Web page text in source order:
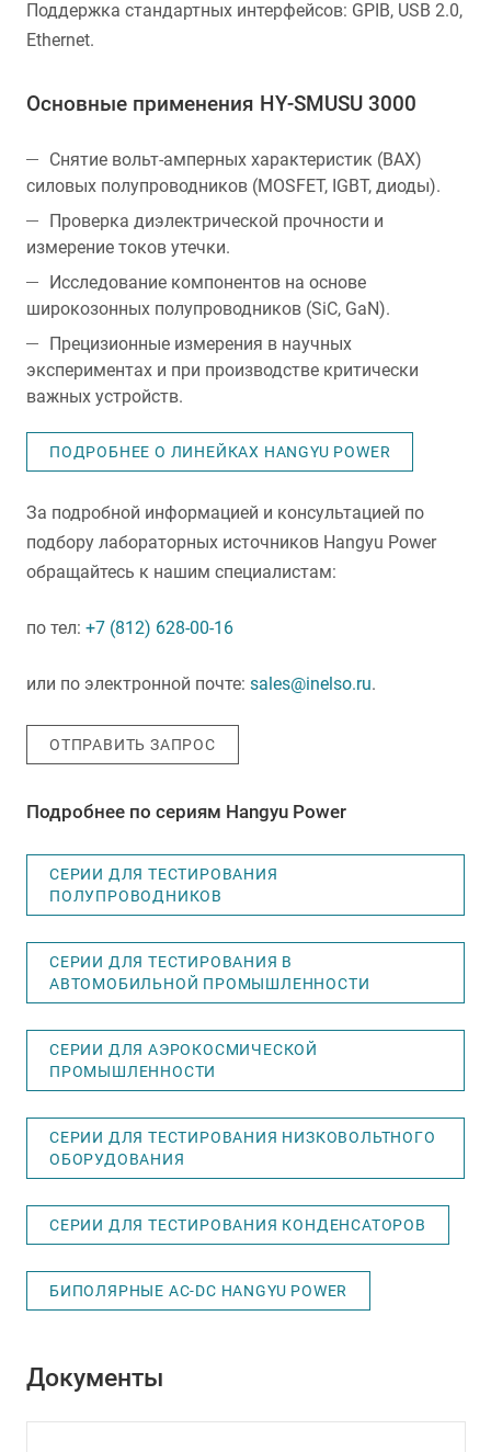
Поддержка стандартных интерфейсов: GPIB, USB 2.0,
Ethernet.
Основные применения HY-SMUSU 3000
Снятие вольт-амперных характеристик (ВАХ)
силовых полупроводников (MOSFET, IGBT, диоды).
Проверка диэлектрической прочности и
измерение токов утечки.
Исследование компонентов на основе
широкозонных полупроводников (SiC, GaN).
Прецизионные измерения в научных
экспериментах и при производстве критически
важных устройств.
ПОДРОБНЕЕ О ЛИНЕЙКАХ HANGYU POWER
За подробной информацией и консультацией по
подбору лабораторных источников Hangyu Power
обращайтесь к нашим специалистам:
по тел: +7 (812) 628-00-16
или по электронной почте: sales@inelso.ru.
ОТПРАВИТЬ ЗАПРОС
Подробнее по сериям Hangyu Power
СЕРИИ ДЛЯ ТЕСТИРОВАНИЯ
ПОЛУПРОВОДНИКОВ
СЕРИИ ДЛЯ ТЕСТИРОВАНИЯ В
АВТОМОБИЛЬНОЙ ПРОМЫШЛЕННОСТИ
СЕРИИ ДЛЯ АЭРОКОСМИЧЕСКОЙ
ПРОМЫШЛЕННОСТИ
СЕРИИ ДЛЯ ТЕСТИРОВАНИЯ НИЗКОВОЛЬТНОГО
ОБОРУДОВАНИЯ
СЕРИИ ДЛЯ ТЕСТИРОВАНИЯ КОНДЕНСАТОРОВ
БИПОЛЯРНЫЕ AC-DC HANGYU POWER
Документы